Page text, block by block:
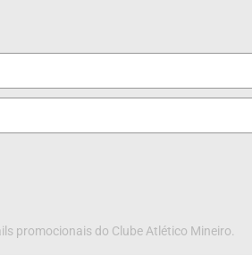
promocionais do Clube Atlético Mineiro.